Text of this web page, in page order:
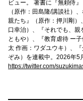
ビュー。 著書に『無頼侍
（原作：田島隆/講談社）
親たち』（原作：押川剛
口幸治）、『それでも、
ともや）、『教育虐待 ー
太 作画：ワダユウキ）、
ぞみ）を連載中。2026年5
https://twitter.com/